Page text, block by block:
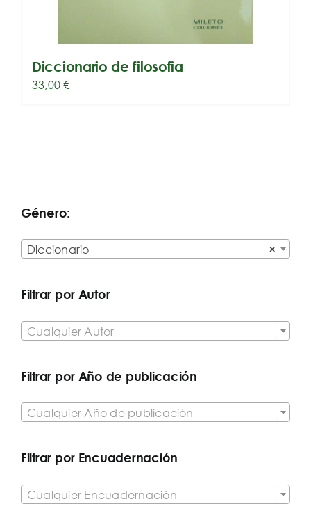
Diccionario de filosofia
33,00€
Género:
×
Diccionario
Filtrar por Autor
Cualquier Autor
Filtrar por Año de publicación
Cualquier Año de publicación
Filtrar por Encuadernación
Cualquier Encuadernación